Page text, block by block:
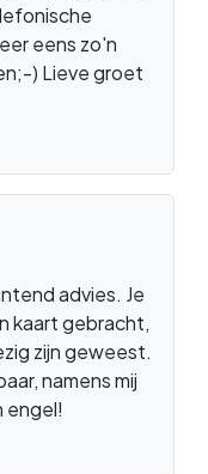
eens zo'n
) Lieve groet
advies. Je
kaart gebracht,
zijn geweest.
namens mij
engel!